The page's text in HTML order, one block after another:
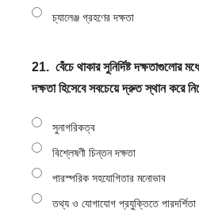
চ্যালেঞ্জ গ্রহণের দক্ষতা
21. বেঁচে থাকার সুনির্দিষ্ট দক্ষতাগুলোর
দক্ষতা হিসেবে সবচেয়ে দ্রুত স্থান করে
সুনাগরিকত্ব
বিশ্লেষণী চিন্তন দক্ষতা
পারস্পরিক সহযোগিতার মনোভাব
তথ্য ও যোগাযোগ প্রযুক্তিতে পারদর্শিতা